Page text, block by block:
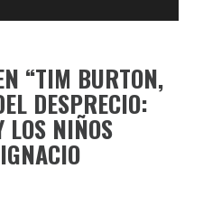
“TIM BURTON,
DESPRECIO:
LOS NIÑOS